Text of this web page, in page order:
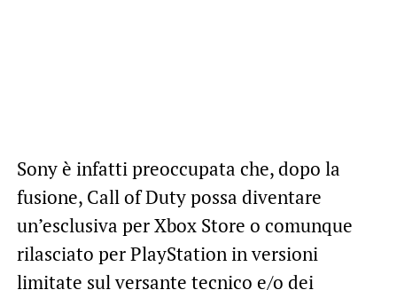
Sony è infatti preoccupata che, dopo la
fusione, Call of Duty possa diventare
un’esclusiva per Xbox Store o comunque
rilasciato per PlayStation in versioni
limitate sul versante tecnico e/o dei